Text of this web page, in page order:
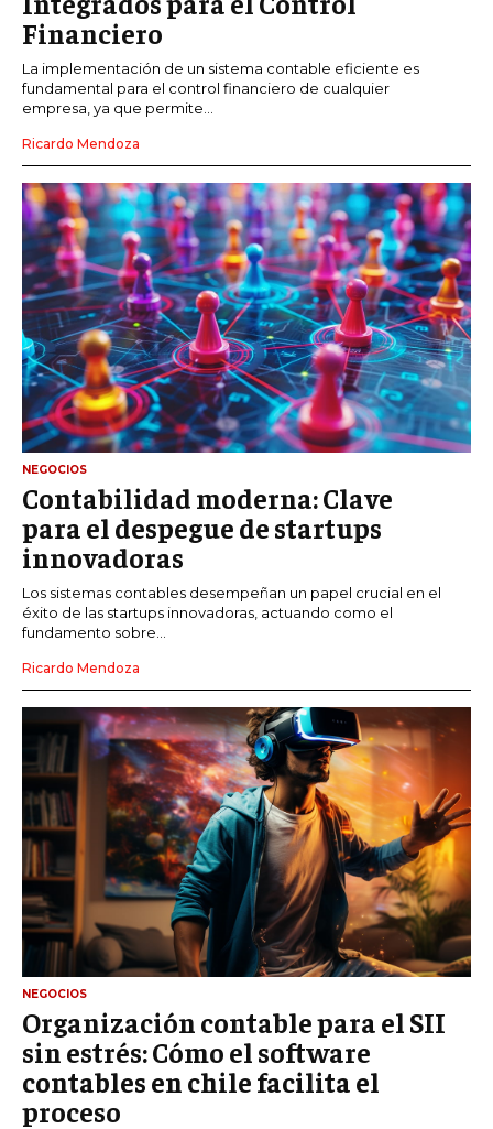
Financiero
La implementación de un sistema contable eficiente es
fundamental para el control financiero de cualquier
empresa, ya que permite...
Ricardo Mendoza
NEGOCIOS
Contabilidad moderna: Clave
para el despegue de startups
innovadoras
Los sistemas contables desempeñan un papel crucial en el
éxito de las startups innovadoras, actuando como el
fundamento sobre...
Ricardo Mendoza
NEGOCIOS
Organización contable para el SII
sin estrés: Cómo el software
contables en chile facilita el
proceso